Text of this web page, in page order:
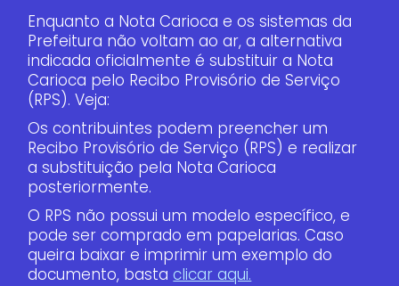
Enquanto a Nota Carioca e os sistemas da
Prefeitura não voltam ao ar, a alternativa
indicada oficialmente é substituir a Nota
Carioca pelo Recibo Provisório de Serviço
(RPS). Veja:
Os contribuintes podem preencher um
Recibo Provisório de Serviço (RPS) e realizar
a substituição pela Nota Carioca
posteriormente.
O RPS não possui um modelo específico, e
pode ser comprado em papelarias. Caso
queira baixar e imprimir um exemplo do
documento, bastaclicar aqui.